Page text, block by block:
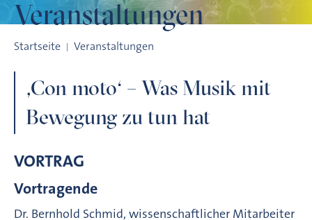
Veranstaltungen
Startseite Veranstaltungen
,Con moto‘ – Was Musik mit
Bewegung zu tun hat
VORTRAG
Vortragende
Dr. Bernhold Schmid, wissenschaftlicher Mitarbeiter